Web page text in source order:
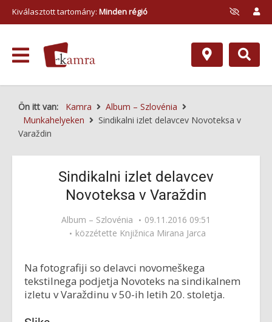
Kiválasztott tartomány: Minden régió
Ön itt van: Kamra
Album – Szlovénia
Munkahelyeken
Sindikalni izlet delavcev Novoteksa v
Varaždin
Sindikalni izlet delavcev
Novoteksa v Varaždin
Album – Szlovénia
09.11.2016 09:51
közzétette Knjižnica Mirana Jarca
Na fotografiji so delavci novomeškega
tekstilnega podjetja Novoteks na sindikalnem
izletu v Varaždinu v 50-ih letih 20. stoletja.